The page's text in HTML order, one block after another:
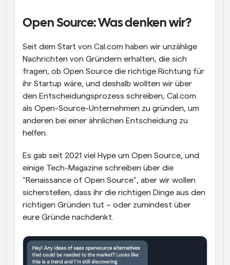
Supercharged Planung mit KI-gestützten Anrufen
Arbeitsabläufe
Automatisieren Sie die Planung und Erinnerungen
Blog
Bleiben Sie auf dem Laufenden über die neuesten
Nachrichten und Updates.
Sofortige Besprechungen
Treffen Sie sich in wenigen Minuten mit Kunden
Nahtlos Meetings mit mehreren Personen buchen
Webhooks
Erhalten Sie eine Benachrichtigung, wenn etwas
passiert
Open Source: Was denken wir?
Seit dem Start von Cal.com haben wir unzählige
Nachrichten von Gründern erhalten, die sich
fragen, ob Open Source die richtige Richtung für
ihr Startup wäre, und deshalb wollten wir über
den Entscheidungsprozess schreiben, Cal.com
als Open-Source-Unternehmen zu gründen, um
anderen bei einer ähnlichen Entscheidung zu
helfen.
Es gab seit 2021 viel Hype um Open Source, und
einige Tech-Magazine schreiben über die
"Renaissance of Open Source", aber wir wollen
sicherstellen, dass ihr die richtigen Dinge aus den
richtigen Gründen tut – oder zumindest über
eure Gründe nachdenkt.